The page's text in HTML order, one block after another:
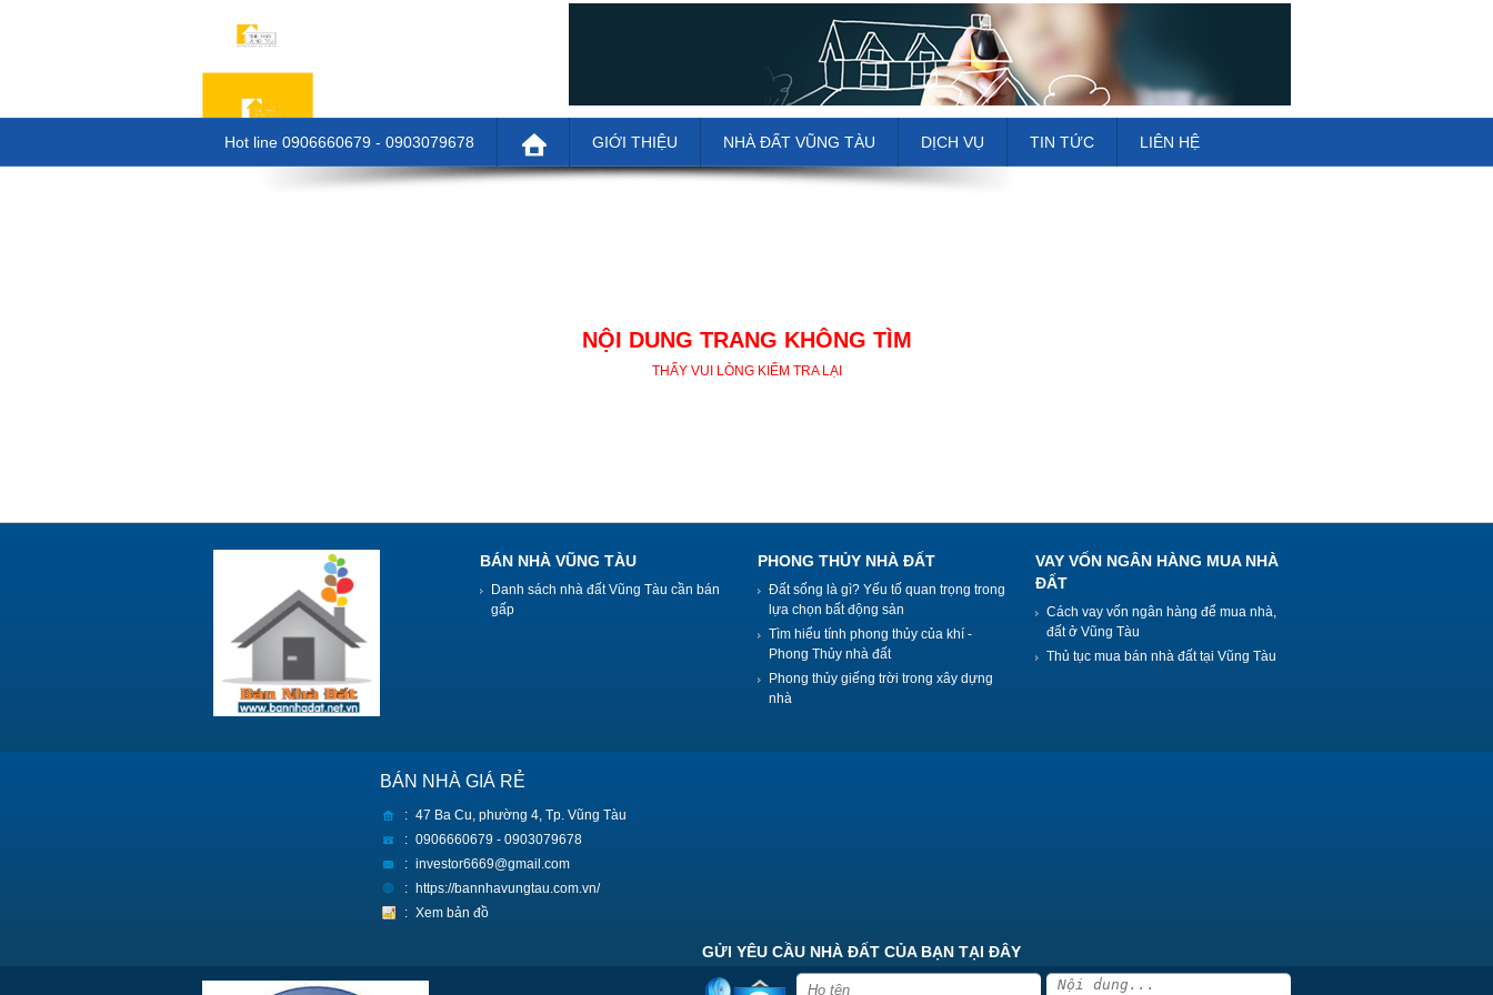
Hot line 0906660679 - 0903079678 GIỚI THIỆU NHÀ ĐẤT VŨNG TÀU DỊCH VỤ TIN TỨC LIÊN HỆ
NỘI DUNG TRANG KHÔNG TÌM
THẤY VUI LÒNG KIỂM TRA LẠI
BÁN NHÀ VŨNG TÀU
Danh sách nhà đất Vũng Tàu cần bán
gấp
PHONG THỦY NHÀ ĐẤT
Đất sống là gì? Yếu tố quan trọng trong
lựa chọn bất động sản
Tìm hiểu tính phong thủy của khí -
Phong Thủy nhà đất
Phong thủy giếng trời trong xây dựng
nhà
VAY VỐN NGÂN HÀNG MUA NHÀ
ĐẤT
Cách vay vốn ngân hàng để mua nhà,
đất ở Vũng Tàu
Thủ tục mua bán nhà đất tại Vũng Tàu
BÁN NHÀ GIÁ RẺ
: 47 Ba Cu, phường 4, Tp. Vũng Tàu
: 0906660679 - 0903079678
: investor6669@gmail.com
:
https://bannhavungtau.com.vn/
: Xem bản đồ
GỬI YÊU CẦU NHÀ ĐẤT CỦA BẠN TẠI ĐÂY